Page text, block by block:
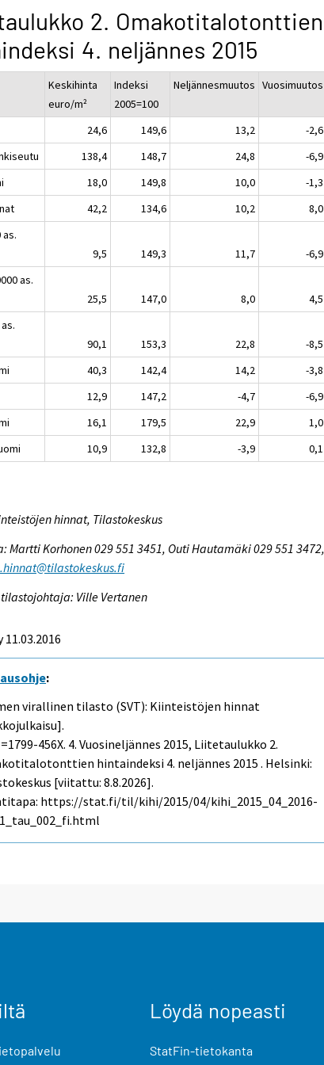
2. Omakotitalotonttien
4. neljännes 2015
Keskihinta
euro/m²
Indeksi
2005=100
Neljännesmuutos Vuosimuutos
24,6 149,6 13,2 -2,6
138,4 148,7 24,8 -6,9
18,0 149,8 10,0 -1,3
42,2 134,6 10,2 8,0
as.
9,5 149,3 11,7 -6,9
as.
25,5 147,0 8,0 4,5
90,1 153,3 22,8 -8,5
40,3 142,4 14,2 -3,8
12,9 147,2 -4,7 -6,9
16,1 179,5 22,9 1,0
10,9 132,8 -3,9 0,1
hinnat, Tilastokeskus
Martti Korhonen 029 551 3451, Outi Hautamäki 029 551 3472,
Ville Vertanen
:
virallinen tilasto (SVT): Kiinteistöjen hinnat
456X. 4. Vuosineljännes 2015, Liitetaulukko 2.
hintaindeksi 4. neljännes 2015 . Helsinki:
[viitattu: 8.8.2026].
https://stat.fi/til/kihi/2015/04/kihi_2015_04_2016-
Löydä nopeasti
StatFin-tietokanta